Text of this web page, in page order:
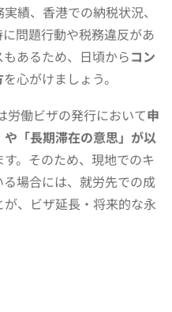
績、香港での納税状況、
問題行動や税務違反があ
あるため、日頃からコン
を心がけましょう。
労働ビザの発行において申
「長期滞在の意思」が以
す。そのため、現地でのキ
場合には、就労先での成
、ビザ延長・将来的な永